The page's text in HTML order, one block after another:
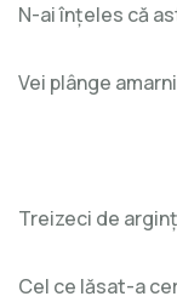
N-ai înțeles că
Vei plânge
Treizeci de
Cel ce lăsat-a